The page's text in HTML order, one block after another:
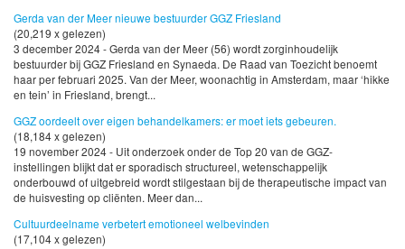
Gerda van der Meer nieuwe bestuurder GGZ Friesland
(20,219 x gelezen)
3 december 2024 - Gerda van der Meer (56) wordt zorginhoudelijk
bestuurder bij GGZ Friesland en Synaeda. De Raad van Toezicht benoemt
haar per februari 2025. Van der Meer, woonachtig in Amsterdam, maar ‘hikke
en tein’ in Friesland, brengt...
GGZ oordeelt over eigen behandelkamers: er moet iets gebeuren.
(18,184 x gelezen)
19 november 2024 - Uit onderzoek onder de Top 20 van de GGZ-
instellingen blijkt dat er sporadisch structureel, wetenschappelijk
onderbouwd of uitgebreid wordt stilgestaan bij de therapeutische impact van
de huisvesting op cliënten. Meer dan...
Cultuurdeelname verbetert emotioneel welbevinden
(17,104 x gelezen)